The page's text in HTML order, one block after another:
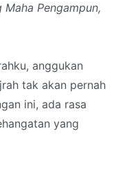
Maha Pengampun,
anggukan
tak akan pernah
ini, ada rasa
yang